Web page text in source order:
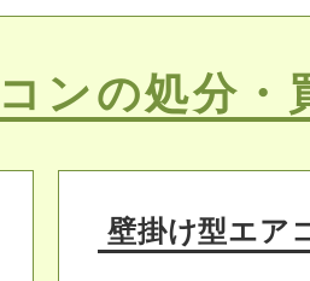
ンの処分・
壁掛け型エア